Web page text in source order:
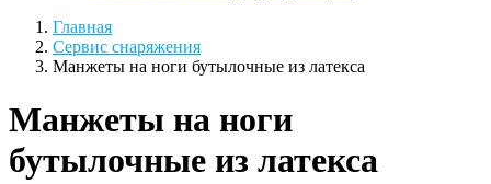
Главная
Сервис снаряжения
Манжеты на ноги бутылочные из латекса
Манжеты на ноги
бутылочные из латекса